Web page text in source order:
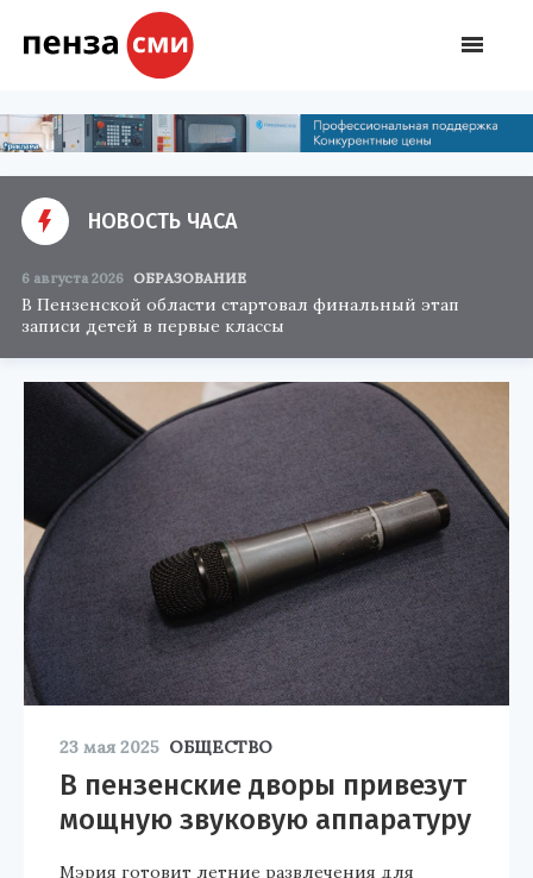
НОВОСТЬ ЧАСА
6 августа 2026 ОБРАЗОВАНИЕ
В Пензенской области стартовал финальный этап
записи детей в первые классы
23 мая 2025 ОБЩЕСТВО
В пензенские дворы привезут
мощную звуковую аппаратуру
Мэрия готовит летние развлечения для